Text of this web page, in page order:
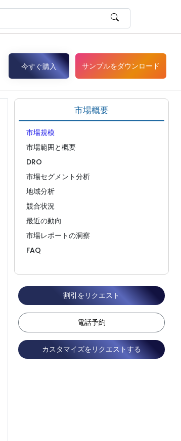
今すぐ購入 サンプルをダウンロード
市場概要
市場規模
市場範囲と概要
DRO
市場セグメント分析
地域分析
競合状況
最近の動向
市場レポートの洞察
FAQ
割引をリクエスト
電話予約
カスタマイズをリクエストする